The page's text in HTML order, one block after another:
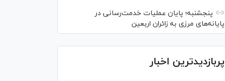
پنجشنبه؛ پایان ﻋﻤﻠﯿﺎﺕ ﺧﺪﻣﺖ‌ﺭﺳﺎﻧﯽ در
پایانه‌های مرزی ﺑﻪ ﺯﺍﺋﺮان ﺍﺭﺑﻌﯿﻦ
پربازدیدترین اخبار